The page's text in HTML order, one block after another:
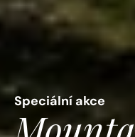
Speciální akce